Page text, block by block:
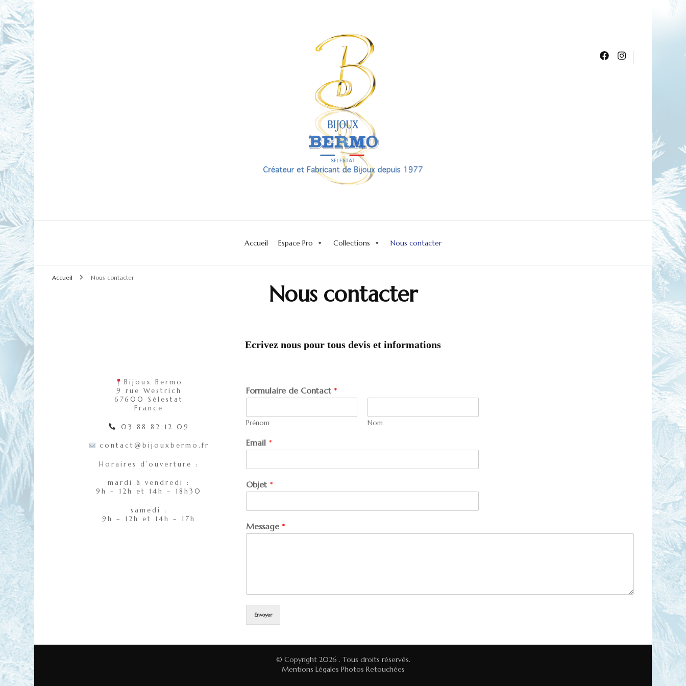
Accueil Espace Pro Collections Nous contacter
Accueil Nous contacter
Nous contacter
Ecrivez nous pour tous devis et informations
️Bijoux Bermo
9 rue Westrich
67600 Sélestat
France
03 88 82 12 09
contact@bijouxbermo.fr
Horaires d’ouverture :
mardi à vendredi :
9h – 12h et 14h – 18h30
samedi :
9h – 12h et 14h – 17h
Formulaire de Contact *
Prénom Nom
Email *
Objet *
Message *
Envoyer
© Copyright 2026 . Tous droits réservés.
Mentions Légales Photos Retouchées